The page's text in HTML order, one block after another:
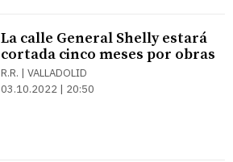
La calle General Shelly estará
cortada cinco meses por obras
R.R. | VALLADOLID
03.10.2022 | 20:50